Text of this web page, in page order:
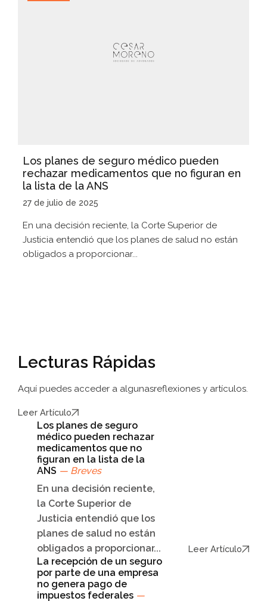
Los planes de seguro médico pueden
rechazar medicamentos que no figuran en
la lista de la ANS
27 de julio de 2025
En una decisión reciente, la Corte Superior de
Justicia entendió que los planes de salud no están
obligados a proporcionar...
Lecturas Rápidas
Aquí puedes acceder a algunasreflexiones y artículos.
Leer Artículo
Los planes de seguro
médico pueden rechazar
medicamentos que no
figuran en la lista de la
ANS — Breves
En una decisión reciente,
la Corte Superior de
Justicia entendió que los
planes de salud no están
obligados a proporcionar...
Leer Artículo
La recepción de un seguro
por parte de una empresa
no genera pago de
impuestos federales —